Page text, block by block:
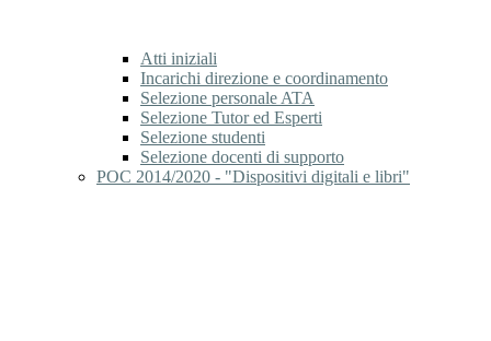
Atti iniziali
Incarichi direzione e coordinamento
Selezione personale ATA
Selezione Tutor ed Esperti
Selezione studenti
Selezione docenti di supporto
POC 2014/2020 - "Dispositivi digitali e libri"